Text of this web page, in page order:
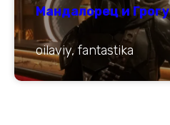
Мандалорец и Грогу
oilaviy, fantastika